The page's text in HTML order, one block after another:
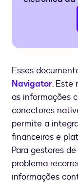
Esses
Navigator. Este
as informações
conectores
permite a
financeiros e
Para gestores
problema
informações